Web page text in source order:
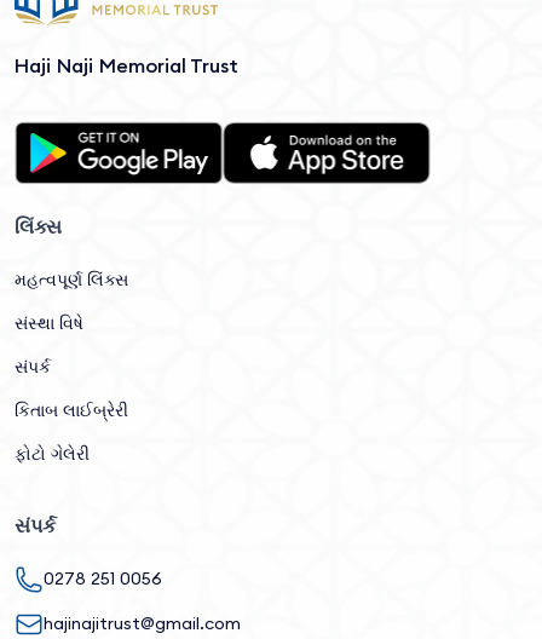
Haji Naji Memorial Trust
લિંક્સ
મહત્વપૂર્ણ લિંક્સ
સંસ્થા વિષે
સંપર્ક
કિતાબ લાઈબ્રેરી
ફોટો ગેલેરી
સંપર્ક
0278 251 0056
hajinajitrust@gmail.com